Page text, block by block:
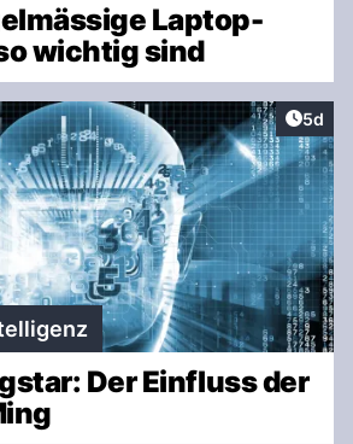
Laptop-
wichtig sind
5d
Der Einfluss der